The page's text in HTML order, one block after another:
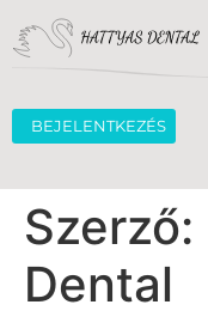
BEJELENTKEZÉS
Szerző:
Dental